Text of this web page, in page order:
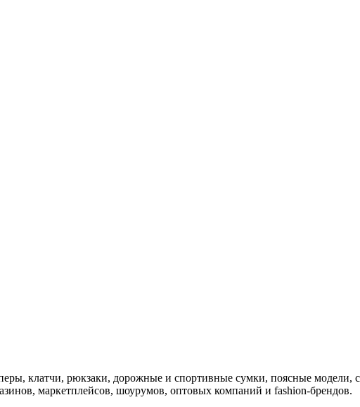
клатчи, рюкзаки, дорожные и спортивные сумки, поясные модели,
маркетплейсов, шоурумов, оптовых компаний и fashion-брендов.